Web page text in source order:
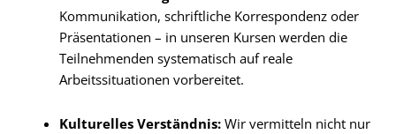
Kommunikation, schriftliche Korrespondenz oder
Präsentationen – in unseren Kursen werden die
Teilnehmenden systematisch auf reale
Arbeitssituationen vorbereitet.
Kulturelles Verständnis: Wir vermitteln nicht nur